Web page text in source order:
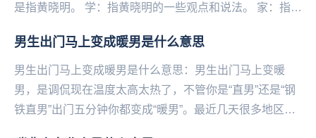
是指黄晓明。 学：指黄晓明的一些观点和说法。 家：指一
男生出门马上变成暖男是什么意思
男生出门马上变成暖男是什么意思：男生出门马上变暖
男，是调侃现在温度太高太热了，不管你是“直男”还是“钢
铁直男”出门五分钟你都变成“暖男”。最近几天很多地区都